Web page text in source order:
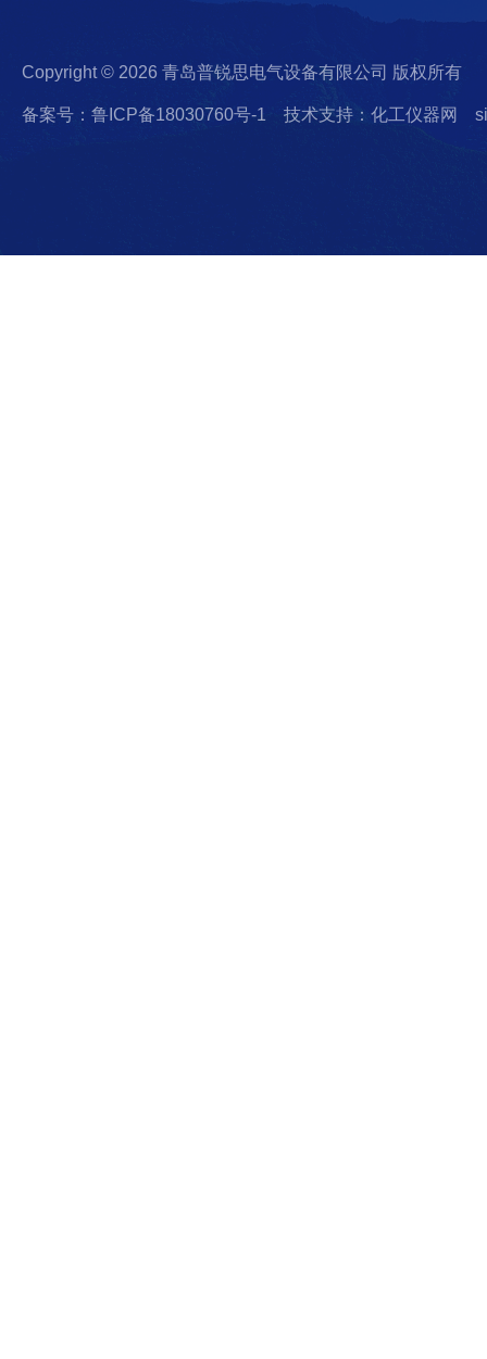
Copyright © 2026 青岛普锐思电气设备有限公司 版权所有
备案号：鲁ICP备18030760号-1 技术支持：化工仪器网